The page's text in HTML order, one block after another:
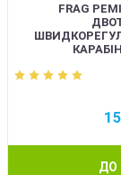
FRAG
ДО